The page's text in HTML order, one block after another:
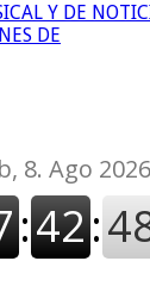
Y DE
DE